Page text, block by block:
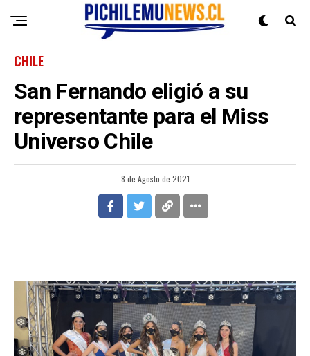
CHILE
San Fernando eligió a su
representante para el Miss
Universo Chile
8 de Agosto de 2021